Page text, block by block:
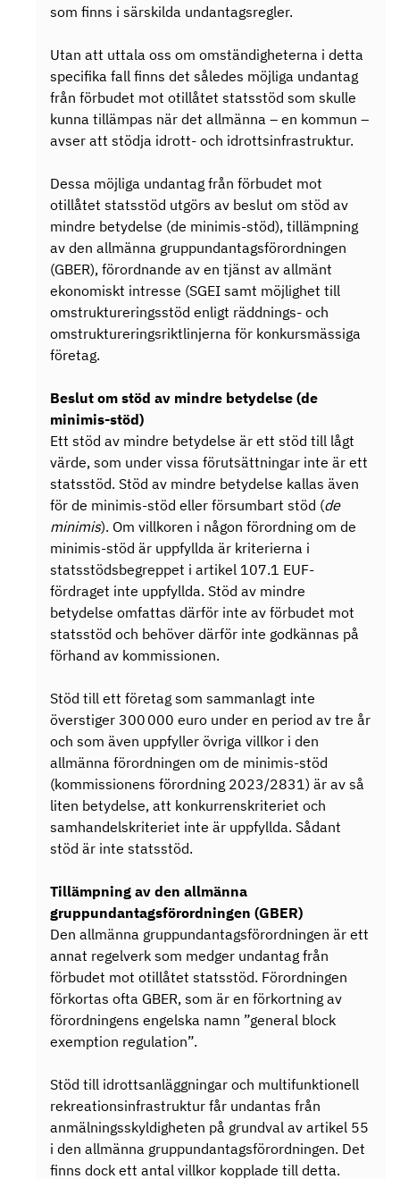
som finns i särskilda undantagsregler.
Utan att uttala oss om omständigheterna i detta
specifika fall finns det således möjliga undantag
från förbudet mot otillåtet statsstöd som skulle
kunna tillämpas när det allmänna – en kommun –
avser att stödja idrott- och idrottsinfrastruktur.
Dessa möjliga undantag från förbudet mot
otillåtet statsstöd utgörs av beslut om stöd av
mindre betydelse (de minimis-stöd), tillämpning
av den allmänna gruppundantagsförordningen
(GBER), förordnande av en tjänst av allmänt
ekonomiskt intresse (SGEI samt möjlighet till
omstruktureringsstöd enligt räddnings- och
omstruktureringsriktlinjerna för konkursmässiga
företag.
Beslut om stöd av mindre betydelse (de
minimis-stöd)
Ett stöd av mindre betydelse är ett stöd till lågt
värde, som under vissa förutsättningar inte är ett
statsstöd. Stöd av mindre betydelse kallas även
för de minimis-stöd eller försumbart stöd (de
minimis). Om villkoren i någon förordning om de
minimis-stöd är uppfyllda är kriterierna i
statsstödsbegreppet i artikel 107.1 EUF-
fördraget inte uppfyllda. Stöd av mindre
betydelse omfattas därför inte av förbudet mot
statsstöd och behöver därför inte godkännas på
förhand av kommissionen.
Stöd till ett företag som sammanlagt inte
överstiger 300 000 euro under en period av tre år
och som även uppfyller övriga villkor i den
allmänna förordningen om de minimis-stöd
(kommissionens förordning 2023/2831) är av så
liten betydelse, att konkurrenskriteriet och
samhandelskriteriet inte är uppfyllda. Sådant
stöd är inte statsstöd.
Tillämpning av den allmänna
gruppundantagsförordningen (GBER)
Den allmänna gruppundantagsförordningen är ett
annat regelverk som medger undantag från
förbudet mot otillåtet statsstöd. Förordningen
förkortas ofta GBER, som är en förkortning av
förordningens engelska namn ”general block
exemption regulation”.
Stöd till idrottsanläggningar och multifunktionell
rekreationsinfrastruktur får undantas från
anmälningsskyldigheten på grundval av artikel 55
i den allmänna gruppundantagsförordningen. Det
finns dock ett antal villkor kopplade till detta.